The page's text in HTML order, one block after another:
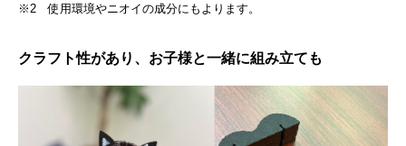
※2 使用環境やニオイの成分にもよります。
クラフト性があり、お子様と一緒に組み立ても